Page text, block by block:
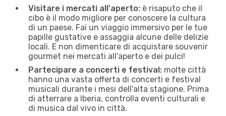
Visitare i mercati all'aperto: è risaputo che il
cibo è il modo migliore per conoscere la cultura
di un paese. Fai un viaggio immersivo per le tue
papille gustative e assaggia alcune delle delizie
locali. E non dimenticare di acquistare souvenir
gourmet nei mercati all'aperto e dei pulci!
Partecipare a concerti e festival: molte città
hanno una vasta offerta di concerti e festival
musicali durante i mesi dell'alta stagione. Prima
di atterrare a Iberia, controlla eventi culturali e
di musica dal vivo in città.